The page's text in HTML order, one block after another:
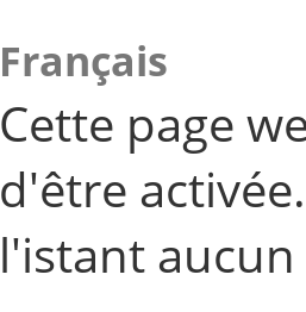
Français
Cette page
d'être
l'istant